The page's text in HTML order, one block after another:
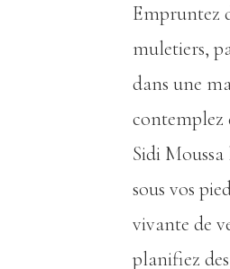
Empruntez
muletiers,
dans une
contemplez
Sidi Moussa
sous vos
vivante de
planifiez des